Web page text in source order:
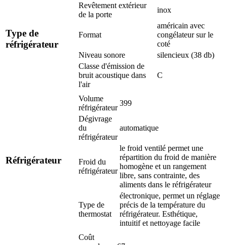
Type de
réfrigérateur
Revêtement extérieur
de la porte
inox
Format
américain avec
congélateur sur le
coté
Niveau sonore
silencieux (38 db)
Classe d'émission de
bruit acoustique dans
l'air
C
Réfrigérateur
Volume
réfrigérateur
399
Dégivrage
du
réfrigérateur
automatique
Froid du
réfrigérateur
le froid ventilé permet une
répartition du froid de manière
homogène et un rangement
libre, sans contrainte, des
aliments dans le réfrigérateur
Type de
thermostat
électronique, permet un réglage
précis de la température du
réfrigérateur. Esthétique,
intuitif et nettoyage facile
Coût